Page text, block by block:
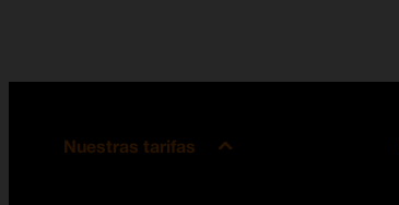
Nuestras tarifas